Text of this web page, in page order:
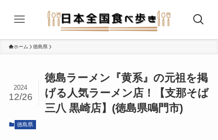
ホーム 徳島県
徳島ラーメン『黄系』の元祖を掲
げる人気ラーメン店！【支那そば
三八 黒崎店】(徳島県鳴門市)
2024
12/26
徳島県